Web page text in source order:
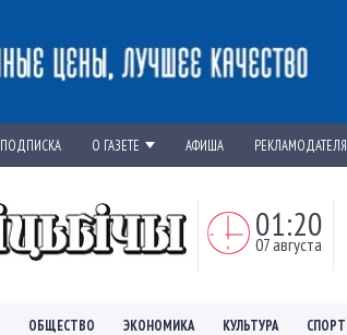
ПОДПИСКА О ГАЗЕТЕ АФИША
01:20
07 августа
ОБЩЕСТВО ЭКОНОМИКА КУЛЬТУРА СПОРТ